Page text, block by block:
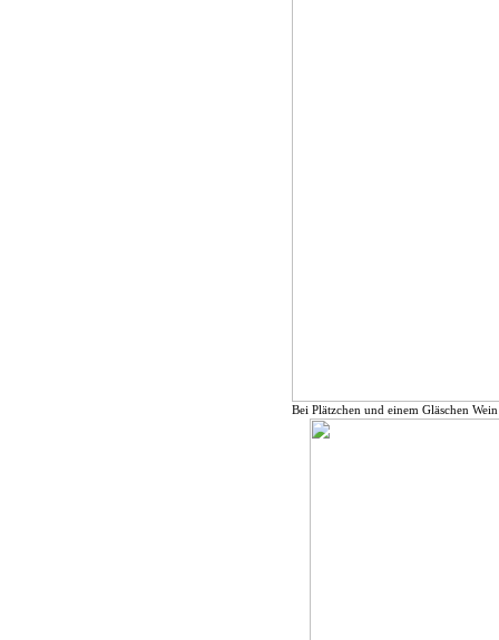
Bei Plätzchen und einem Gläschen